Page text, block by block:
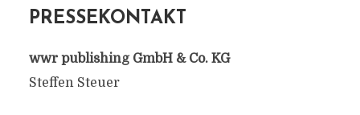
PRESSEKONTAKT
wwr publishing GmbH & Co. KG
Steffen Steuer